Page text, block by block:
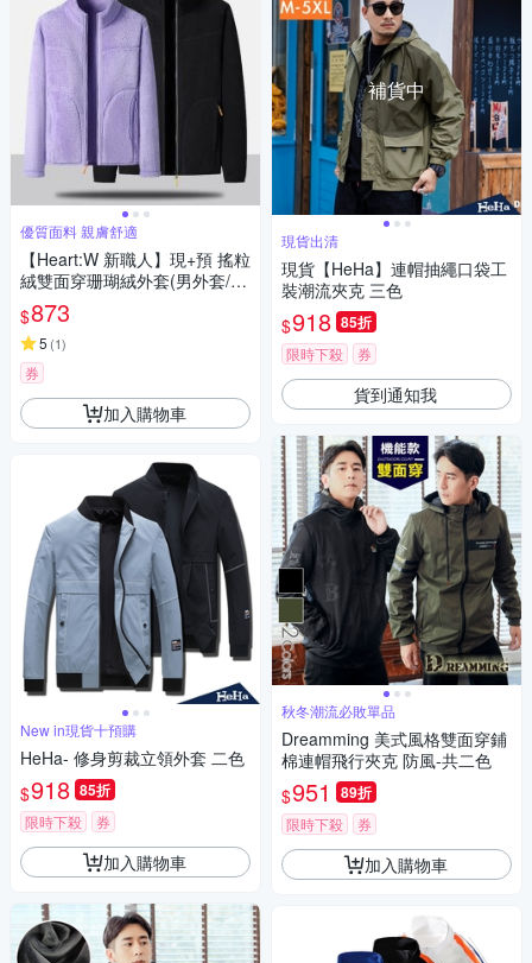
優質面料 親膚舒適
【Heart:W 新職人】現+預 搖粒
絨雙面穿珊瑚絨外套(男外套/女
外套/情侶外套/百搭)
$873
5 (1)
券
加入購物車
New in現貨十預購
HeHa- 修身剪裁立領外套 二色
$918 85折
限時下殺 券
加入購物車
補貨中
現貨出清
現貨【HeHa】連帽抽繩口袋工
裝潮流夾克 三色
$918 85折
限時下殺 券
貨到通知我
秋冬潮流必敗單品
Dreamming 美式風格雙面穿鋪
棉連帽飛行夾克 防風-共二色
$951 89折
限時下殺 券
加入購物車